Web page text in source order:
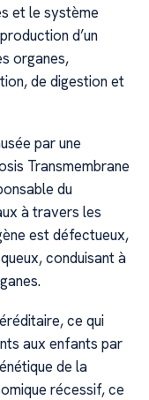
et le système
d’un
organes,
de digestion et
par une
Transmembrane
du
à travers les
est défectueux,
conduisant à
ce qui
aux enfants par
de la
récessif, ce